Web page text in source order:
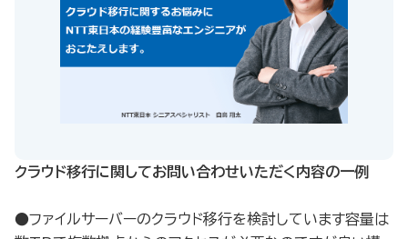
クラウド移行に関してお問い合わせいただく内容の一例​
●ファイルサーバーのクラウド移行を検討しています容量は